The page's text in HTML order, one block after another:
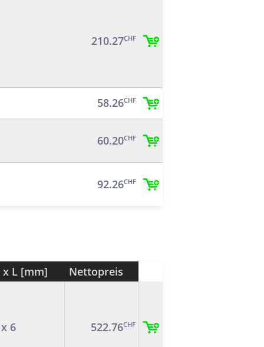
210.27CHF
58.26CHF
60.20CHF
92.26CHF
x L [mm] Nettopreis
6 522.76CHF